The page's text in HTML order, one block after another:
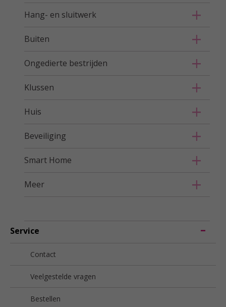
Hang- en sluitwerk
Buiten
Ongedierte bestrijden
Klussen
Huis
Beveiliging
Smart Home
Meer
Service
Contact
Veelgestelde vragen
Bestellen